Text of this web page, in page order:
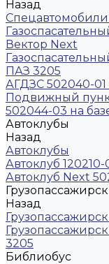
Назад
Вектор Next
ПАЗ 3205
АГДЗС 502040-01
Подвижный
502044-03 на
Автоклубы
Назад
Автоклубы
Автоклуб
Автоклуб Next
Назад
3205
Библиобус